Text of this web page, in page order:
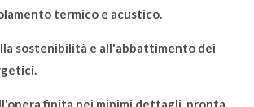
termico e acustico.
sostenibilità e all'abbattimento dei
finita nei minimi dettagli, pronta